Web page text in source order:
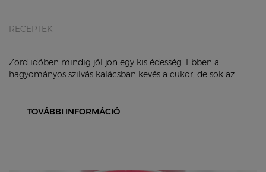
RECEPTEK
Zord időben mindig jól jön egy kis édesség. Ebben a
hagyományos szilvás kalácsban kevés a cukor, de sok az
TOVÁBBI INFORMÁCIÓ